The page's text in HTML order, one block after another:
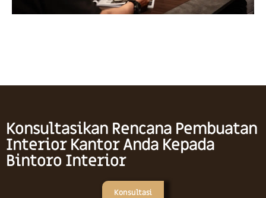
Konsultasikan Rencana Pembuatan
Interior Kantor Anda Kepada
Bintoro Interior
Konsultasi